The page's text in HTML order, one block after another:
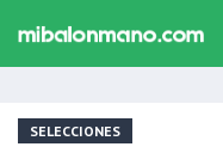
SELECCIONES